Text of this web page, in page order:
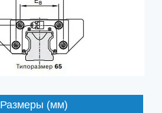
Размеры (мм)